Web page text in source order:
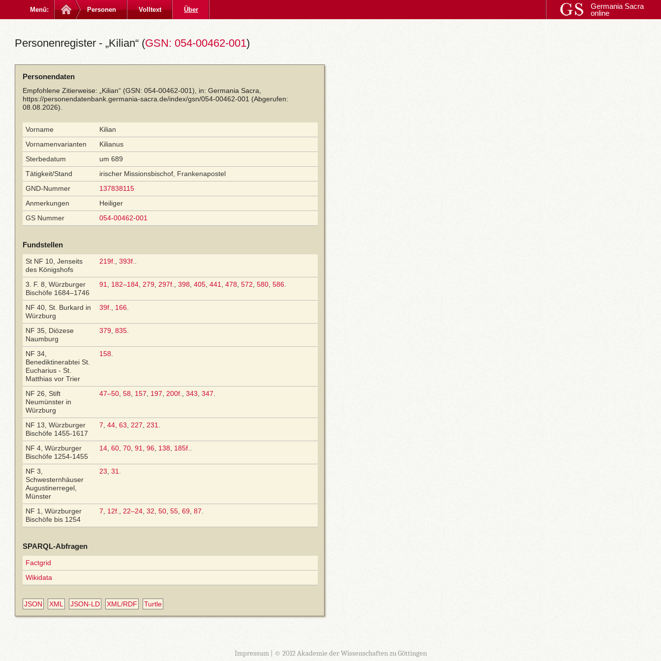
Menü: Personen Volltext Über
Germania Sacra
online
Personenregister - „Kilian“ (GSN: 054-00462-001)
Personendaten
Empfohlene Zitierweise: „Kilian“ (GSN: 054-00462-001), in: Germania Sacra,
https://personendatenbank.germania-sacra.de/index/gsn/054-00462-001 (Abgerufen:
08.08.2026).
Vorname
Kilian
Vornamenvarianten
Kilianus
Sterbedatum
um 689
Tätigkeit/Stand
irischer Missionsbischof, Frankenapostel
GND-Nummer
137838115
Anmerkungen
Heiliger
GS Nummer
054-00462-001
Fundstellen
St NF 10, Jenseits
des Königshofs
219f. 393f.
3. F. 8, Würzburger
Bischöfe 1684–1746
91 182–184 279 297f. 398 405 441 478 572 580 586
NF 40, St. Burkard in
Würzburg
39f. 166
NF 35, Diözese
Naumburg
379 835
NF 34,
Benediktinerabtei St.
Eucharius - St.
Matthias vor Trier
158
NF 26, Stift
Neumünster in
Würzburg
47–50 58 157 197 200f. 343 347
NF 13, Würzburger
Bischöfe 1455-1617
7 44 63 227 231
NF 4, Würzburger
Bischöfe 1254-1455
14 60 70 91 96 138 185f.
NF 3,
Schwesternhäuser
Augustinerregel,
Münster
23 31
NF 1, Würzburger
Bischöfe bis 1254
7 12f. 22–24 32 50 55 69 87
SPARQL-Abfragen
Factgrid
Wikidata
JSON XML JSON-LD XML/RDF Turtle
Impressum| © 2012 Akademie der Wissenschaften zu Göttingen